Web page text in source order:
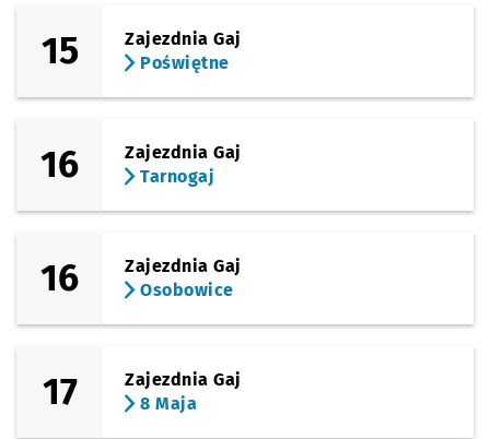
15
Zajezdnia Gaj
Poświętne
16
Zajezdnia Gaj
Tarnogaj
16
Zajezdnia Gaj
Osobowice
17
Zajezdnia Gaj
8 Maja